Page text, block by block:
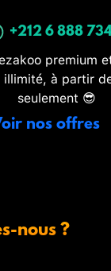
+212 6 888
premium
illimité, à partir
seulement 😎
nos offres
nous ?